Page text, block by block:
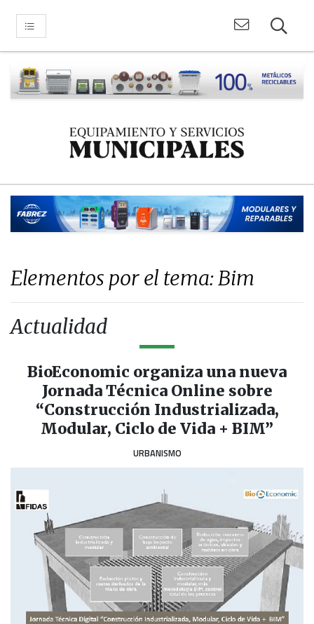
Elementos por el tema: Bim
Actualidad
BioEconomic organiza una nueva
Jornada Técnica Online sobre
“Construcción Industrializada,
Modular, Ciclo de Vida + BIM”
URBANISMO